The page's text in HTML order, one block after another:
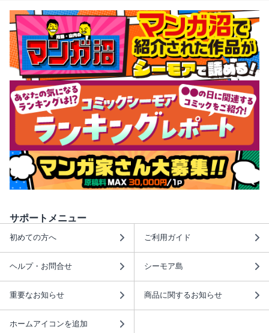
サポートメニュー
初めての方へ ご利用ガイド
ヘルプ・お問合せ シーモア島
重要なお知らせ 商品に関するお知らせ
ホームアイコンを追加